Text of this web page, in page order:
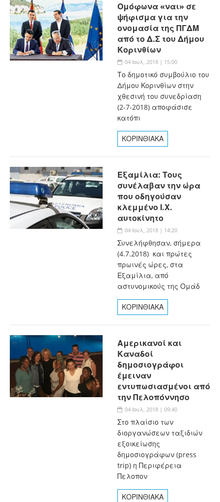
Ομόφωνα «ναι» σε
ψήφισμα για την
ονομασία της ΠΓΔΜ
από το Δ.Σ του Δήμου
Κορινθίων
04 Ιουλ, 2018 | 15:00
Το δημοτικό συμβούλιο του
Δήμου Κορινθίων στην
χθεσινή του συνεδρίαση
(2-7-2018) αποφάσισε
κατόπι
ΚΟΡΙΝΘΙΑΚΑ
Εξαμίλια: Τους
συνέλαβαν την ώρα
που οδηγούσαν
κλεμμένο Ι.Χ.
αυτοκίνητο
04 Ιουλ, 2018 | 14:20
Συνελήφθησαν, σήμερα
(4.7.2018) και πρώτες
πρωινές ώρες, στα
Εξαμίλια, από
αστυνομικούς της Ομάδ
ΚΟΡΙΝΘΙΑΚΑ
Αμερικανοί και
Καναδοί
δημοσιογράφοι
έμειναν
εντυπωσιασμένοι από
την Πελοπόννησο
04 Ιουλ, 2018 | 09:40
Στο πλαίσιο των
διοργανώσεων ταξιδιών
εξοικείωσης
δημοσιογράφων (press
trip) η Περιφέρεια
Πελοπον
ΚΟΡΙΝΘΙΑΚΑ